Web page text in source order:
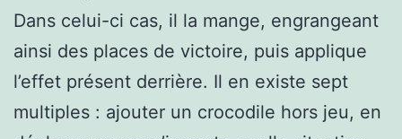
Dans celui-ci cas, il la mange, engrangeant
ainsi des places de victoire, puis applique
l’effet présent derrière. Il en existe sept
multiples : ajouter un crocodile hors jeu, en